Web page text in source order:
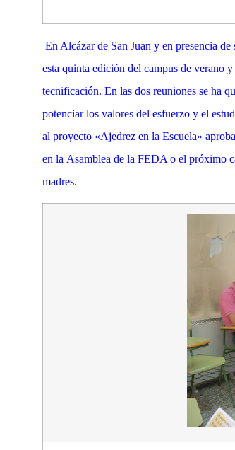
En Alcázar de San Juan y en presencia
esta quinta edición del campus de verano
tecnificación. En las dos reuniones se ha
potenciar los valores del esfuerzo y el
al proyecto «Ajedrez en la Escuela»
en la Asamblea de la FEDA o el próximo
madres.